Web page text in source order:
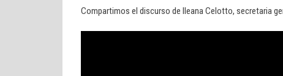
Compartimos el discurso de Ileana Celotto, secretaria